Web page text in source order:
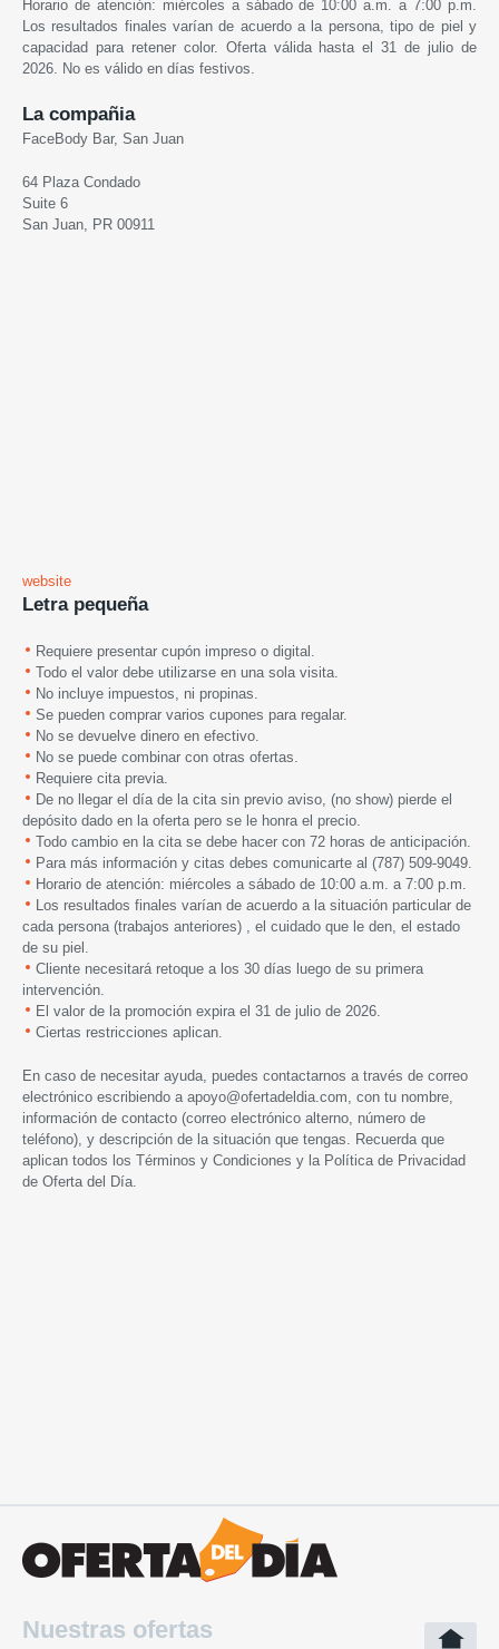
Horario de atención: miércoles a sábado de 10:00 a.m. a 7:00 p.m.
Los resultados finales varían de acuerdo a la persona, tipo de piel y
capacidad para retener color. Oferta válida hasta el 31 de julio de
2026. No es válido en días festivos.
La compañia
FaceBody Bar, San Juan
64 Plaza Condado
Suite 6
San Juan, PR 00911
website
Letra pequeña
Requiere presentar cupón impreso o digital.
Todo el valor debe utilizarse en una sola visita.
No incluye impuestos, ni propinas.
Se pueden comprar varios cupones para regalar.
No se devuelve dinero en efectivo.
No se puede combinar con otras ofertas.
Requiere cita previa.
De no llegar el día de la cita sin previo aviso, (no show) pierde el
depósito dado en la oferta pero se le honra el precio.
Todo cambio en la cita se debe hacer con 72 horas de anticipación.
Para más información y citas debes comunicarte al (787) 509-9049.
Horario de atención: miércoles a sábado de 10:00 a.m. a 7:00 p.m.
Los resultados finales varían de acuerdo a la situación particular de
cada persona (trabajos anteriores) , el cuidado que le den, el estado
de su piel.
Cliente necesitará retoque a los 30 días luego de su primera
intervención.
El valor de la promoción expira el 31 de julio de 2026.
Ciertas restricciones aplican.
En caso de necesitar ayuda, puedes contactarnos a través de correo
electrónico escribiendo a apoyo@ofertadeldia.com , con tu nombre,
información de contacto (correo electrónico alterno, número de
teléfono), y descripción de la situación que tengas. Recuerda que
aplican todos los Términos y Condiciones y la Política de Privacidad
de Oferta del Día.
Nuestras ofertas